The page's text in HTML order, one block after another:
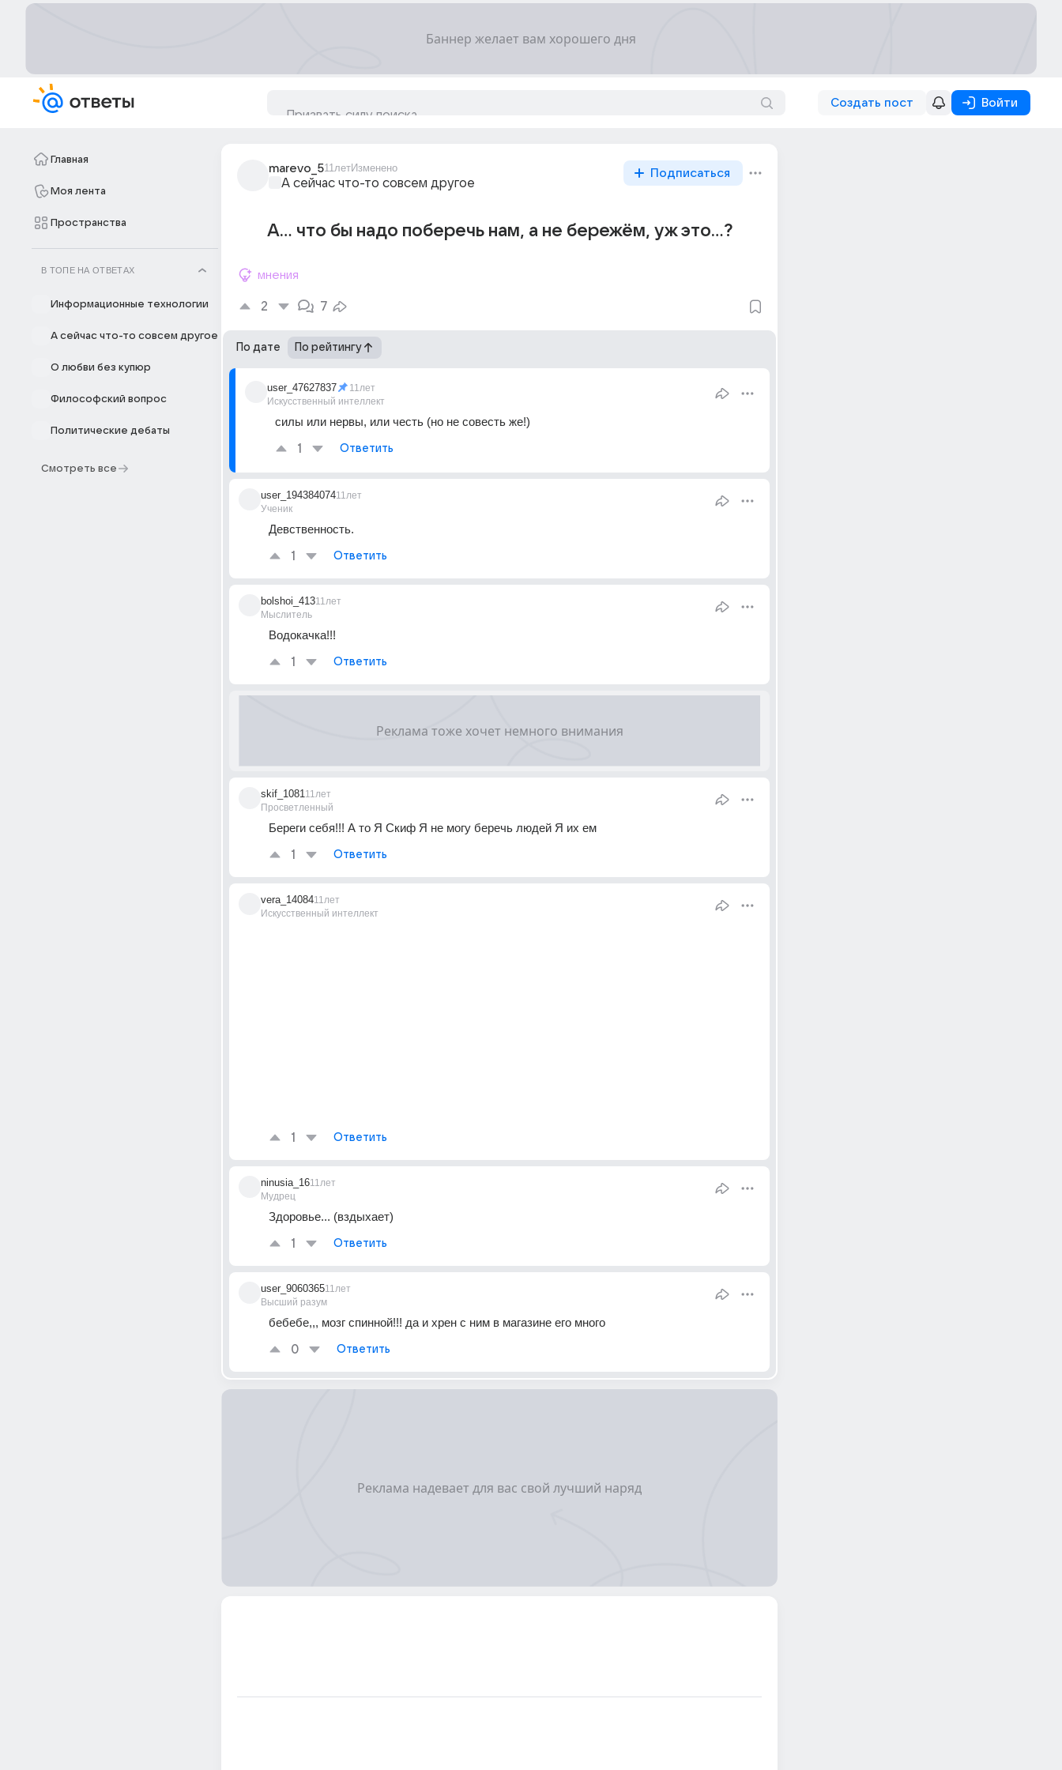
Создать пост Войти
Главная
Моя лента
Пространства
В ТОПЕ НА ОТВЕТАХ
Информационные технологии
А сейчас что-то совсем другое
О любви без купюр
Философский вопрос
Политические дебаты
Смотреть все
marevo_511летИзменено
А сейчас что-то совсем другое
Подписаться
А... что бы надо поберечь нам, а не бережём, уж это...?
мнения
2 7
По дате По рейтингу
user_47627837
Искусственный интеллект
11лет
силы или нервы, или честь (но не совесть же!)
1 Ответить
user_194384074
Ученик
11лет
Девственность.
1 Ответить
bolshoi_413
Мыслитель
11лет
Водокачка!!!
1 Ответить
skif_1081
Просветленный
11лет
Береги себя!!! А то Я Скиф Я не могу беречь людей Я их ем
1 Ответить
vera_14084
Искусственный интеллект
11лет
1 Ответить
ninusia_16
Мудрец
11лет
Здоровье... (вздыхает)
1 Ответить
user_9060365
Высший разум
11лет
бебебе,,, мозг спинной!!! да и хрен с ним в магазине его много
0 Ответить